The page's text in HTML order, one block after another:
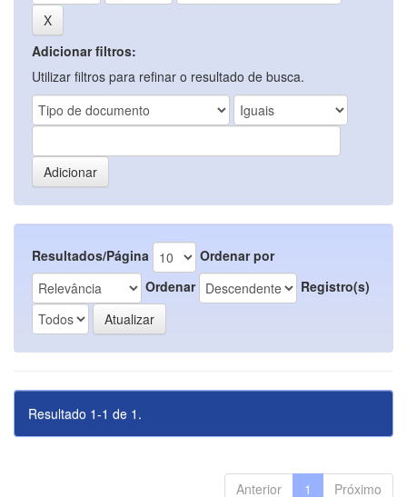
Adicionar filtros:
Utilizar filtros para refinar o resultado de busca.
Resultados/Página
Ordenar por
Ordenar
Registro(s)
Resultado 1-1 de 1.
Anterior 1 Próximo